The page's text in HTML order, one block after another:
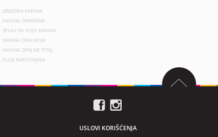
GRADSKA KAFANA
KAFANA TARAPANA
SPLAV NA VODI KAFANA
KAFANA ONA MOJA
KAFANA SIPAJ NE PITAJ
KLUB NARODNJAKA
USLOVI KORIŠĆENJA